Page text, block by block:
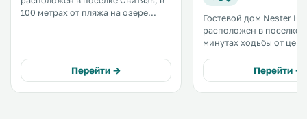
100 метрах от пляжа на озере
Перейти →
Гостевой дом Nester
расположен в поселке
минутах ходьбы от
дома можно
бесплатным WiFi. Номера
оснащены
Перейти →